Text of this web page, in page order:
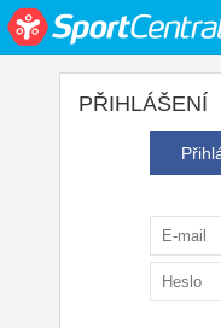
PŘIHLÁŠENÍ